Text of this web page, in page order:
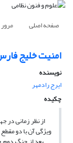
صفحه اصلی مرور
امنیت خلیج
نویسنده
ایرج رادمهر
چکیده
از نظر زمانی در
ویژگی آن با دو